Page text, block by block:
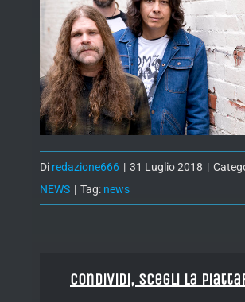
Di redazione666 | 31 Luglio 2018 |
NEWS | Tag: news
Condividi, Scegli la